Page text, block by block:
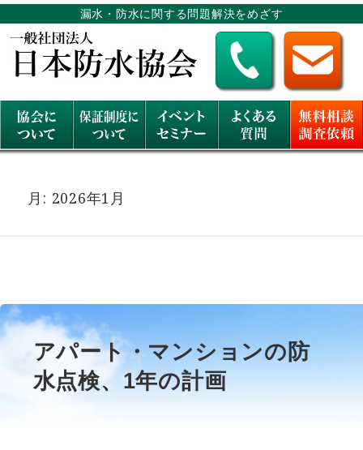
漏水・防水に関する問題解決をめざす
月: 2026年1月
アパート・マンションの防
水点検、1年の計画